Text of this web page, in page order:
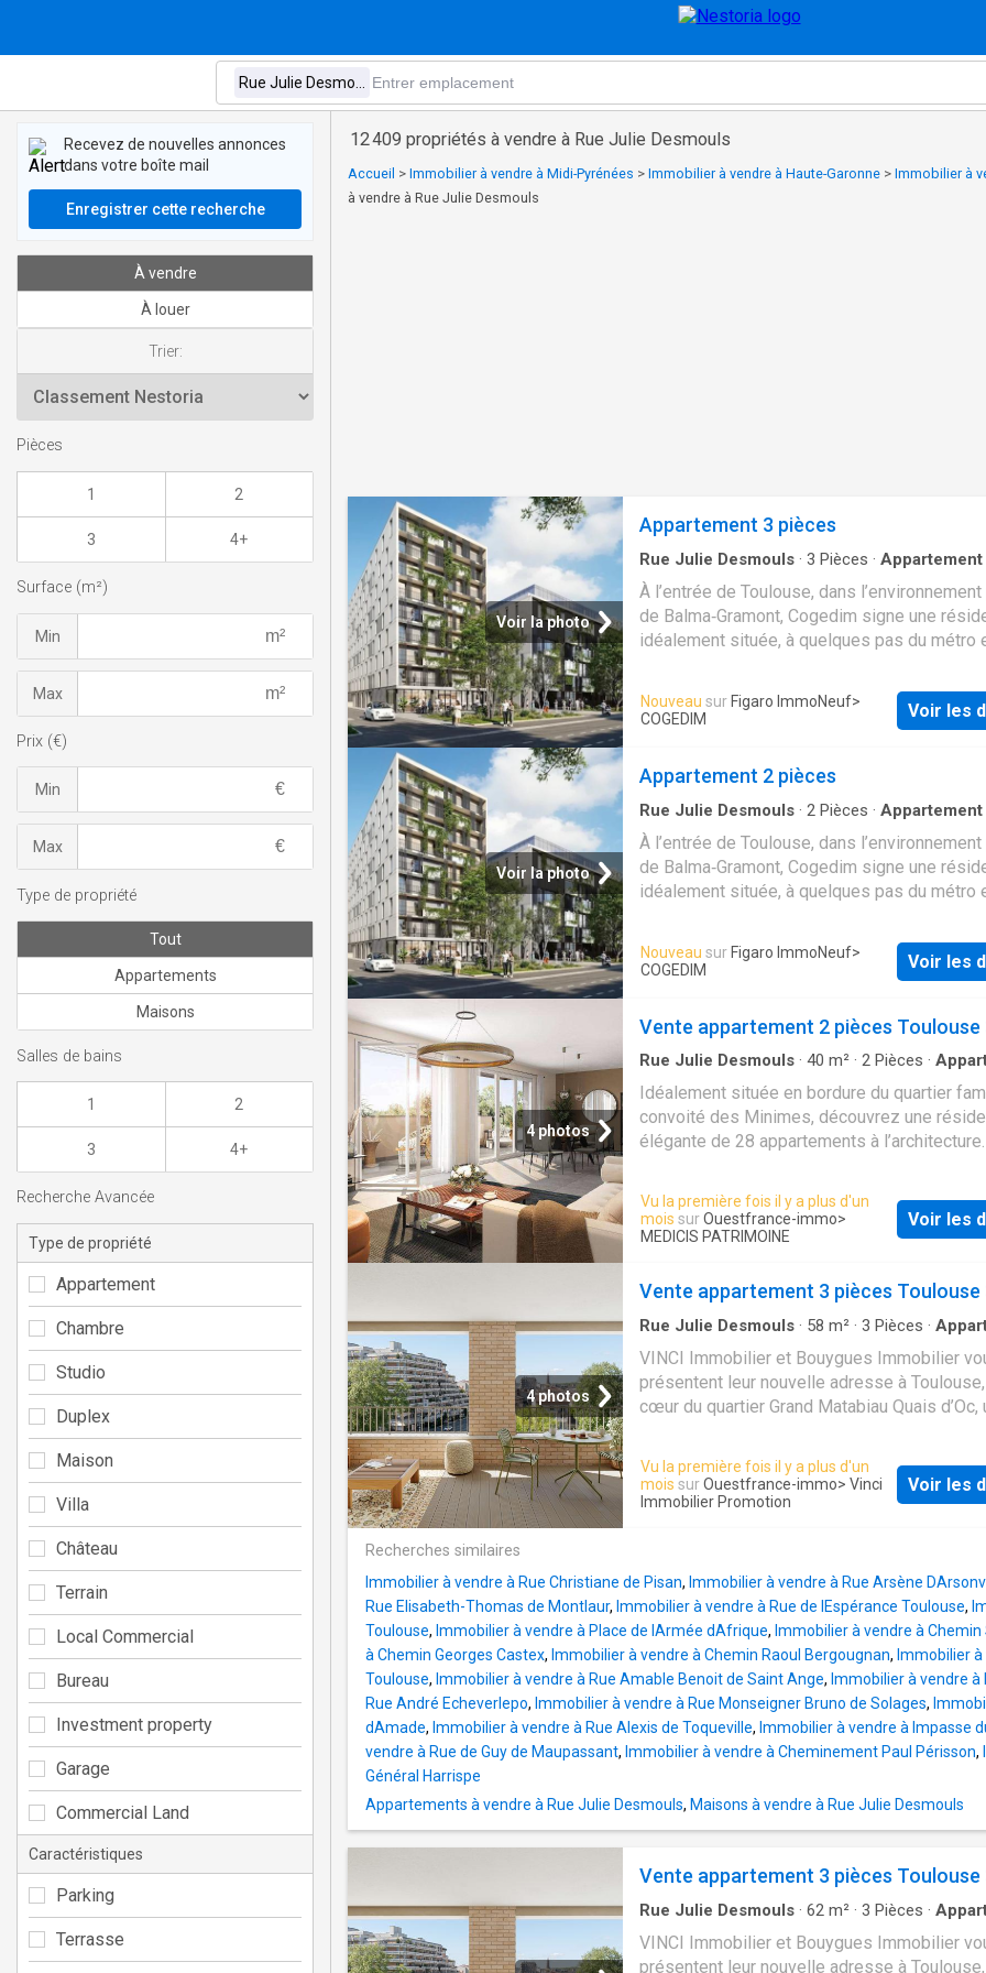
12 409 propriétés à vendre à Rue Julie Desmouls
Accueil > Immobilier à vendre à Midi-Pyrénées > Immobilier à vendre à Haute-Garonne > Immobilier à
à vendre à Rue Julie Desmouls
Voir la photo
Appartement 3 pièces
Rue Julie Desmouls · 3 Pièces · Appartement
À l’entrée de Toulouse, dans
de Balma‑Gramont, Cogedim signe une
idéalement située, à quelques pas du métro
conçus pour un investissement locatif
dans un cadre de vie recherché et
Nouveau sur Figaro ImmoNeuf>
COGEDIM
Voir les
Voir la photo
Appartement 2 pièces
Rue Julie Desmouls · 2 Pièces · Appartement
À l’entrée de Toulouse, dans
de Balma‑Gramont, Cogedim signe une
idéalement située, à quelques pas du métro
conçus pour un investissement locatif
dans un cadre de vie recherché et
Nouveau sur Figaro ImmoNeuf>
COGEDIM
Voir les
4 photos
Vente appartement 2 pièces Toulouse
Rue Julie Desmouls · 40 m² · 2 Pièces ·
Idéalement située en bordure du quartier
convoité des Minimes, découvrez une
élégante de 28 appartements à l’architecture
est idéalement située, puisqu’il est possible
rendre, en quelques minutes seulement, aux
d’intérêts de la ville, à pied, en bus, en métro
commun en fond de parcelle sera conçu
parenthèse « enchantée », à l’abri des bruits
ville. Un véritable jardin à la française sera
au sein de la résidence où la notion d’art de
pendra tout son sens: une aire de jeux pour
arbustes de toute forme et de toute couleur
viendront embellir cet espace préservé. Un
paix en plein centre-ville de Toulouse,
passer à une mobili
Vu la première fois il y a plus d'un
mois surOuestfrance-immo>
MEDICIS PATRIMOINE
Voir les
4 photos
Vente appartement 3 pièces Toulouse
Rue Julie Desmouls · 58 m² · 3 Pièces ·
VINCI Immobilier et Bouygues Immobilier
présentent leur nouvelle adresse à Toulouse,
cœur du quartier Grand Matabiau Quais d’Oc,
porteuse de nouveaux usages. Situé à l’angle
l’Avenue de Lyon et du Boulevard Pierre
programme s’insère harmonieusement dans
bénéficie d’une accessibilité remarquable:
(Matabiau) à 9 min, métro B (Jeanne d’Arc) à
plusieurs lignes de bus, et la place du
min à vélo. La ligne C du métro viendra
cette offre dès 2028. Commerces de
établissements scolaires sont accessibles
de 300 mètres. Ce projet mixte associe
commerces, une résidence
contemporaine réinterprétant l’identité
La biodiversité retrouve sa place en ville
Vu la première fois il y a plus d'un
mois surOuestfrance-immo> Vinci
Immobilier Promotion
Voir les
Recherches similaires
Immobilier à vendre à Rue Christiane de Pisan, Immobilier à vendre à Rue Arsène
Rue Elisabeth-Thomas de Montlaur, Immobilier à vendre à Rue de lEspérance Toulouse,
Toulouse, Immobilier à vendre à Place de lArmée dAfrique, Immobilier à vendre à
à Chemin Georges Castex, Immobilier à vendre à Chemin Raoul Bergougnan, Immobilier
Toulouse, Immobilier à vendre à Rue Amable Benoit de Saint Ange, Immobilier à vendre à
Rue André Echeverlepo, Immobilier à vendre à Rue Monseigner Bruno de Solages,
dAmade, Immobilier à vendre à Rue Alexis de Toqueville, Immobilier à vendre à Impasse
vendre à Rue de Guy de Maupassant, Immobilier à vendre à Cheminement Paul Périsson,
Général Harrispe
Appartements à vendre à Rue Julie Desmouls, Maisons à vendre à Rue Julie Desmouls
Vente appartement 3 pièces Toulouse
Rue Julie Desmouls · 62 m² · 3 Pièces ·
VINCI Immobilier et Bouygues Immobilier
présentent leur nouvelle adresse à Toulouse,
Recevez de nouvelles annonces
dans votre boîte mail
Enregistrer cette recherche
À vendre
À louer
Trier:
Pièces
1 2
3 4+
Surface (m²)
Min
Max
Prix (€)
Min
Max
Type de propriété
Tout
Appartements
Maisons
Salles de bains
1 2
3 4+
Recherche Avancée
Type de propriété
Appartement
Chambre
Studio
Duplex
Maison
Villa
Château
Terrain
Local Commercial
Bureau
Investment property
Garage
Commercial Land
Caractéristiques
Parking
Terrasse